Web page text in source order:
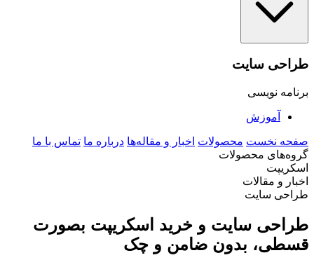
طراحی سایت
برنامه نویسی
آموزش
صفحه نخست محصولات اخبار و مقاله‌ها درباره ما تماس با ما
گروه‌های محصولات
اسکریپت
اخبار و مقالات
طراحی سایت
طراحی سایت و خرید اسکریپت بصورت
قسطی، بدون ضامن و چک